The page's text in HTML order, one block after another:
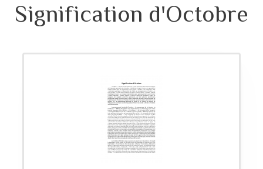
Signification d'Octobre